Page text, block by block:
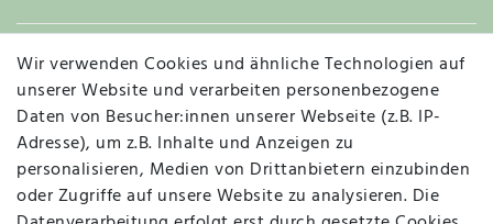
Widerruf
Vertrag widerrufen Kontakt
Wir verwenden Cookies und ähnliche Technologien auf
unserer Website und verarbeiten personenbezogene
Daten von Besucher:innen unserer Webseite (z.B. IP-
Adresse), um z.B. Inhalte und Anzeigen zu
personalisieren, Medien von Drittanbietern einzubinden
oder Zugriffe auf unsere Website zu analysieren. Die